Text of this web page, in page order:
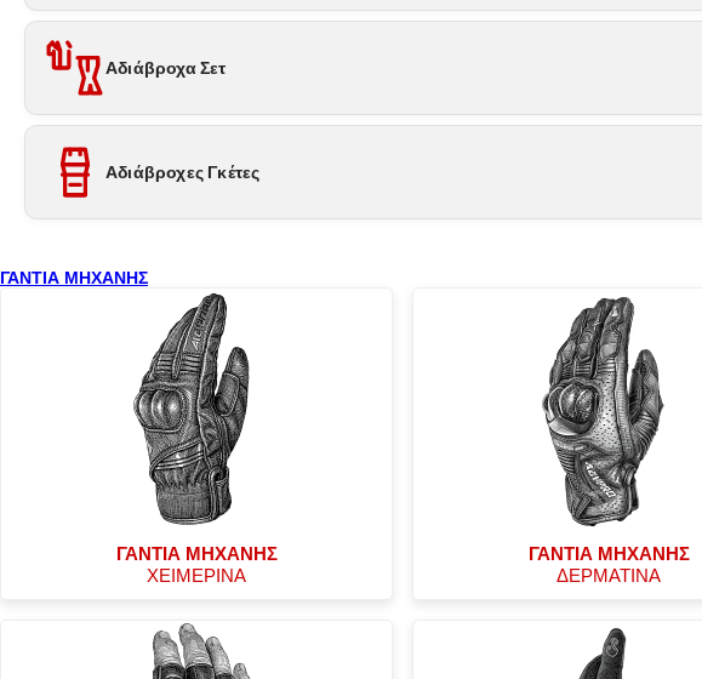
Αδιάβροχα Σετ
Αδιάβροχες Γκέτες
ΓΑΝΤΙΑ ΜΗΧΑΝΗΣ
ΓΑΝΤΙΑ ΜΗΧΑΝΗΣ
ΧΕΙΜΕΡΙΝΑ
ΓΑΝΤΙΑ ΜΗΧΑΝΗΣ
ΔΕΡΜΑΤΙΝΑ